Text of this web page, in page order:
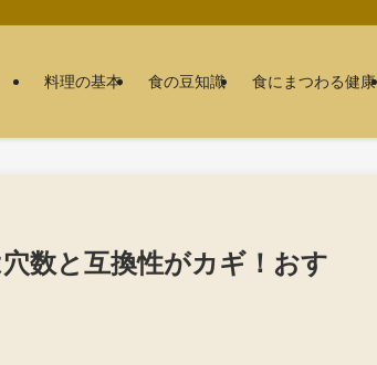
料理の基本 食の豆知識 食にまつわる健康
数と互換性がカギ！おす